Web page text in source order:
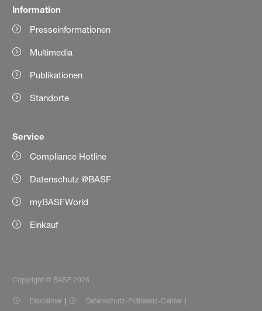
Information
Presseinformationen
Multimedia
Publikationen
Standorte
Service
Compliance Hotline
Datenschutz @BASF
myBASFWorld
Einkauf
Copyright © BASF 2026
Disclaimer Datenschutz-Präferenz-Center